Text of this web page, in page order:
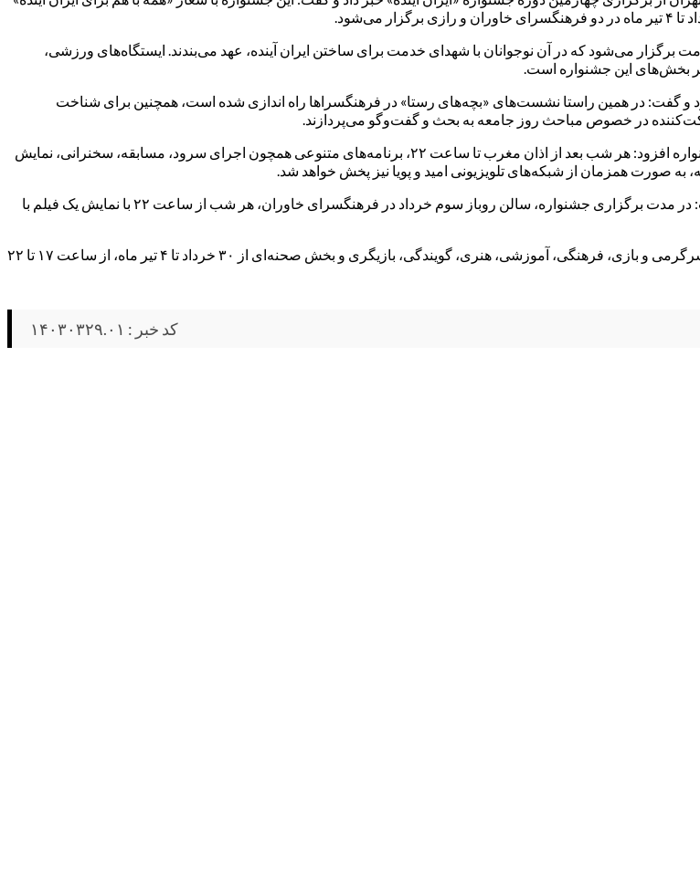
می‌شود که در آن نوجوانان با شهدای خدمت برای ساختن ایران آینده، عهد می‌بندند. ایستگاه‌های ورزشی،
بخش‌های این جشنواره است.
در همین راستا نشست‌های «بچه‌های رستا» در فرهنگسراها راه اندازی شده است، همچنین برای شناخت
در خصوص مباحث روز جامعه به بحث و گفت‌وگو می‌پردازند.
معاون فرهنگی سازمان فرهنگی هنری شهرداری تهران، با اشاره به بخش صحنه‌ای این جشنواره افزود: هر شب بعد از اذان مغرب تا ساعت ۲۲، برنامه‌های متنوعی همچون اجرای سرود، مسابقه، سخنرانی، نمایش
به صورت همزمان از شبکه‌های تلویزیونی امید و پویا نیز پخش خواهد شد.
وی نمایش فیلم در فرهنگسرای خاوران را از دیگر برنامه‌های «ایران آینده» اعلام کرد و گفت: در مدت برگزاری جشنواره، سالن روباز سوم خرداد در فرهنگسرای خاوران، هر شب از ساعت ۲۲ با نمایش یک فیلم با
جشنواره ایران آینده با شعار «همه باهم برای ایران آینده» در دو بخش ایستگاه‌های ورزشی، سرگرمی و بازی، فرهنگی، آموزشی، هنری، گویندگی، بازیگری و بخش صحنه‌ای از ۳۰ خرداد تا ۴ تیر ماه، از ساعت ۱۷ تا ۲۲
کد خبر : ۱۴۰۳۰۳۲۹.۰۱